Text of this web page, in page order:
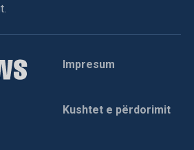
Impresum
Kushtet e përdorimit